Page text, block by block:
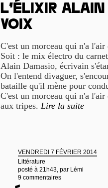
L’élixir Alain
Voix
C'est un morceau qui n'a l'air
Soit : le mix électro du
Alain Damasio, écrivain
On l'entend divaguer,
bataille qu'il mène pour
C'est un morceau qui n'a
aux tripes. Lire la suite
VENDREDI 7 FÉVRIER 2014
Littérature
posté à 21h43, par Lémi
9 commentaires